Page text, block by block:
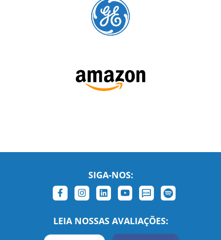
SIGA-NOS:
LEIA NOSSAS AVALIAÇÕES: